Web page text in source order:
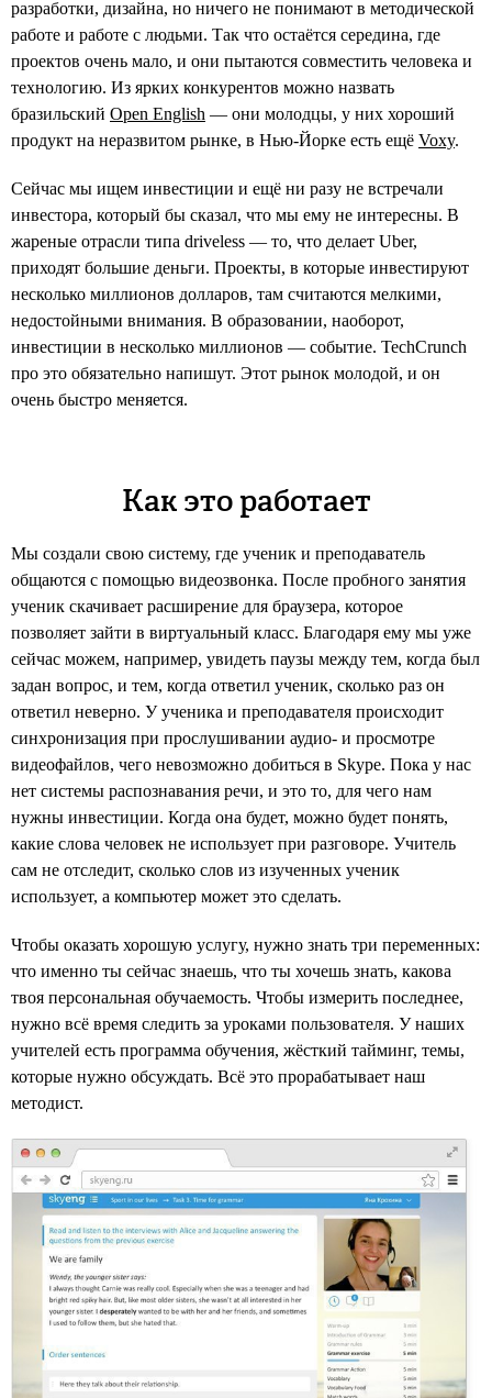
разработки, дизайна, но ничего не понимают в методической
работе и работе с людьми. Так что остаётся середина, где
проектов очень мало, и они пытаются совместить человека и
технологию. Из ярких конкурентов можно назвать
бразильский Open English — они молодцы, у них хороший
продукт на неразвитом рынке, в Нью-Йорке есть ещё Voxy.
Cейчас мы ищем инвестиции и ещё ни разу не встречали
инвестора, который бы сказал, что мы ему не интересны. В
жареные отрасли типа driveless — то, что делает Uber,
приходят большие деньги. Проекты, в которые инвестируют
несколько миллионов долларов, там считаются мелкими,
недостойными внимания. В образовании, наоборот,
инвестиции в несколько миллионов — событие. TechCrunch
про это обязательно напишут. Этот рынок молодой, и он
очень быстро меняется.
Как это работает
Мы создали свою систему, где ученик и преподаватель
общаются с помощью видеозвонка. После пробного занятия
ученик скачивает расширение для браузера, которое
позволяет зайти в виртуальный класс. Благодаря ему мы уже
сейчас можем, например, увидеть паузы между тем, когда был
задан вопрос, и тем, когда ответил ученик, сколько раз он
ответил неверно. У ученика и преподавателя происходит
синхронизация при прослушивании аудио- и просмотре
видеофайлов, чего невозможно добиться в Skype. Пока у нас
нет системы распознавания речи, и это то, для чего нам
нужны инвестиции. Когда она будет, можно будет понять,
какие слова человек не использует при разговоре. Учитель
сам не отследит, сколько слов из изученных ученик
использует, а компьютер может это сделать.
Чтобы оказать хорошую услугу, нужно знать три переменных:
что именно ты сейчас знаешь, что ты хочешь знать, какова
твоя персональная обучаемость. Чтобы измерить последнее,
нужно всё время следить за уроками пользователя. У наших
учителей есть программа обучения, жёсткий тайминг, темы,
которые нужно обсуждать. Всё это прорабатывает наш
методист.